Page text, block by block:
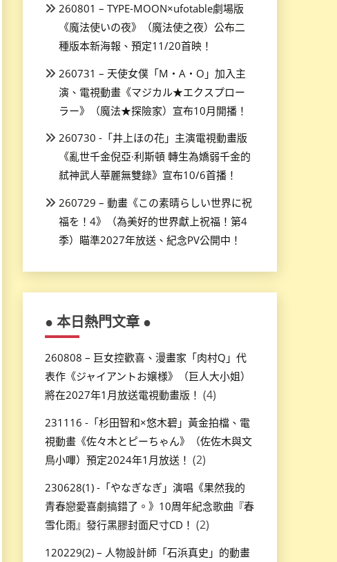
260801 – TYPE-MOON×ufotable劇場版
《魔法使いの夜》（魔法使之夜）公布二
種版本新海報、預定11/20首映！
260731 – 天使女僕「M・A・O」加入主
演、電視動畫《マジカル★エクスプロー
ラー》（魔法★探險家）宣布10月開播！
260730 -「井上ほの花」主演電視動畫版
《亂世千金倪亞·利斯頓 轉生為嬌弱千金的
弒神武人華麗無雙錄》宣布10/6首播！
260729 – 動畫《この素晴らしい世界に祝
福を！4》（為美好的世界獻上祝福！第4
季）瞄準2027年放送、紀念PV公開中！
● 本日熱門文章 ●
260808 – 巨女控歡喜、漫畫家「肉村Q」代
表作《ジャイアントお嬢様》（巨人大小姐）
將在2027年1月放送電視動畫版！ (4)
231116 -「杉田智和×悠木碧」黃金拍檔、電
視動畫《佐々木とピーちゃん》（佐佐木與文
鳥小嗶）預定2024年1月放送！ (2)
230628(1) -「やなぎなぎ」演唱《果然我的
青春戀愛喜劇搞錯了。》10周年紀念歌曲『春
雪化雨』發行黑膠封面尺寸CD！ (2)
120229(2) – 人物設計師「石浜真史」的動畫